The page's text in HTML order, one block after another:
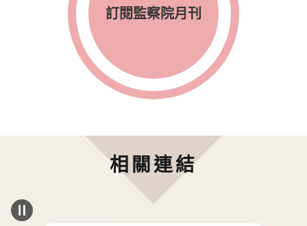
訂閱監察院月刊
相關連結